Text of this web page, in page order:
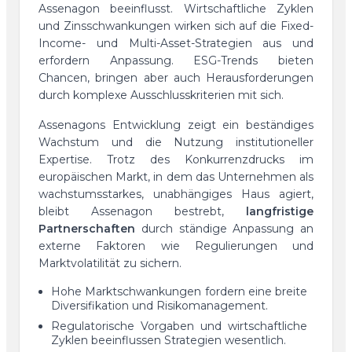
Assenagon beeinflusst. Wirtschaftliche Zyklen
und Zinsschwankungen wirken sich auf die Fixed-
Income- und Multi-Asset-Strategien aus und
erfordern Anpassung. ESG-Trends bieten
Chancen, bringen aber auch Herausforderungen
durch komplexe Ausschlusskriterien mit sich.
Assenagons Entwicklung zeigt ein beständiges
Wachstum und die Nutzung institutioneller
Expertise. Trotz des Konkurrenzdrucks im
europäischen Markt, in dem das Unternehmen als
wachstumsstarkes, unabhängiges Haus agiert,
bleibt Assenagon bestrebt, langfristige
Partnerschaften durch ständige Anpassung an
externe Faktoren wie Regulierungen und
Marktvolatilität zu sichern.
Hohe Marktschwankungen fordern eine breite
Diversifikation und Risikomanagement.
Regulatorische Vorgaben und wirtschaftliche
Zyklen beeinflussen Strategien wesentlich.